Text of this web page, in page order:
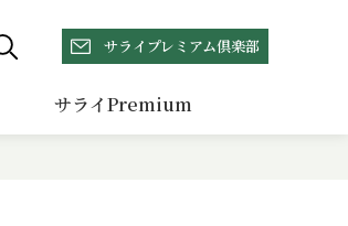
サライプレミアム倶楽部
サライPremium